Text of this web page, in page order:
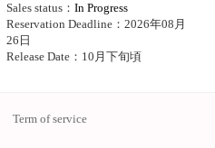
Sales status： In Progress
Reservation Deadline：2026年08月
26日
Release Date：10月下旬頃
Term of service